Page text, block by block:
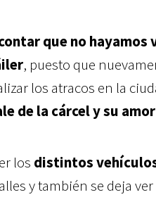
que no
, puesto que
los atracos en la
de la cárcel y su
los distintos
y también se deja